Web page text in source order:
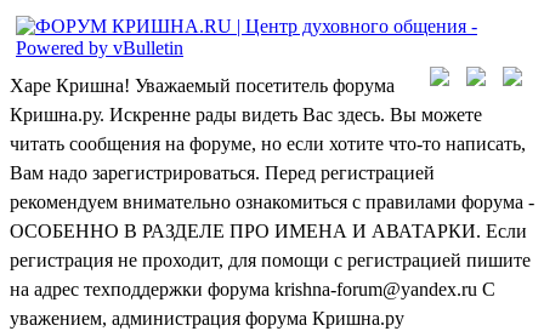
Харе Кришна! Уважаемый посетитель форума
Кришна.ру. Искренне рады видеть Вас здесь. Вы можете
читать сообщения на форуме, но если хотите что-то написать,
Вам надо зарегистрироваться. Перед регистрацией
рекомендуем внимательно ознакомиться с правилами форума -
ОСОБЕННО В РАЗДЕЛЕ ПРО ИМЕНА И АВАТАРКИ. Если
регистрация не проходит, для помощи с регистрацией пишите
на адрес техподдержки форума krishna-forum@yandex.ru С
уважением, администрация форума Кришна.ру